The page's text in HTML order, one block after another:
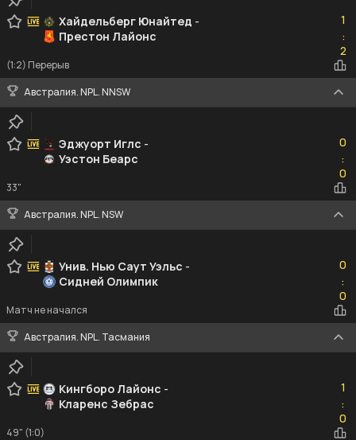
Хайдельберг Юнайтед -
Престон Лайонс
1
:2
2
(1:2) Перерыв
Австралия. NPL. NNSW
Эджуорт Иглс -
Уэстон Беарс
0
:0
0
33"
Австралия. NPL. NSW
Унив. Нью Саут Уэльс -
Сидней Олимпик
0
:0
0
Матч не начался
Австралия. NPL. Тасмания
Кингборо Лайонс -
Кларенс Зебрас
1
:0
0
49" (1:0)